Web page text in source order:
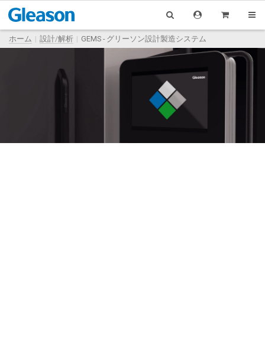
ホーム 設計/解析 GEMS - グリーソン設計製造システム